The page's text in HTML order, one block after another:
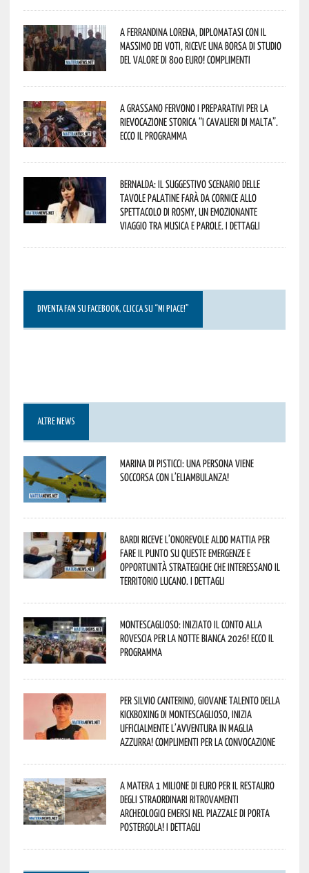
A Ferrandina Lorena, diplomatasi con il
massimo dei voti, riceve una borsa di studio
del valore di 800 euro! Complimenti
A Grassano fervono i preparativi per la
Rievocazione Storica “I CAVALIERI DI MALTA”.
Ecco il programma
Bernalda: il suggestivo scenario delle
Tavole Palatine farà da cornice allo
spettacolo di Rosmy, un emozionante
viaggio tra musica e parole. I dettagli
DIVENTA FAN SU FACEBOOK, CLICCA SU “MI PIACE!”
ALTRE NEWS
Marina di Pisticci: una persona viene
soccorsa con l’eliambulanza!
Bardi riceve l’onorevole Aldo Mattia per
fare il punto su queste emergenze e
opportunità strategiche che interessano il
territorio lucano. I dettagli
Montescaglioso: iniziato il conto alla
rovescia per la Notte Bianca 2026! Ecco il
programma
Per Silvio Canterino, giovane talento della
kickboxing di Montescaglioso, inizia
ufficialmente l’avventura in maglia
azzurra! Complimenti per la convocazione
A Matera 1 milione di euro per il restauro
degli straordinari ritrovamenti
archeologici emersi nel piazzale di Porta
Postergola! I dettagli